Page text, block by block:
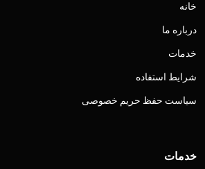
خانه
درباره ما
خدمات
شرایط استفاده
سیاست حفظ حریم خصوصی
خدمات